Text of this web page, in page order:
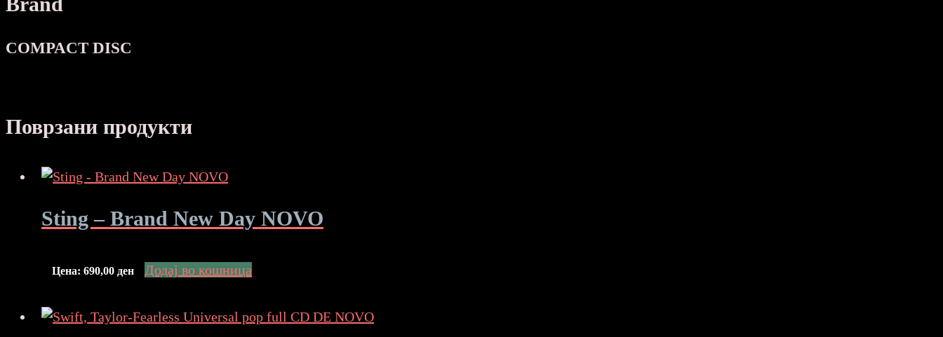
COMPACT DISC
Поврзани продукти
Sting – Brand New Day NOVO
Цена: 690,00 ден Додај во кошница